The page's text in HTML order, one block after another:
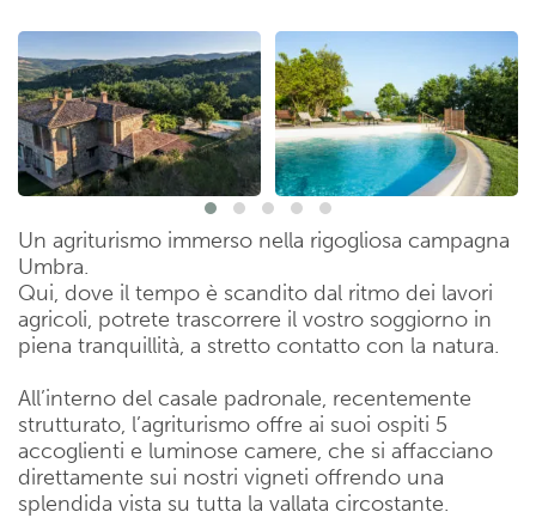
Un agriturismo immerso nella rigogliosa campagna
Umbra.
Qui, dove il tempo è scandito dal ritmo dei lavori
agricoli, potrete trascorrere il vostro soggiorno in
piena tranquillità, a stretto contatto con la natura.
All’interno del casale padronale, recentemente
strutturato, l’agriturismo offre ai suoi ospiti 5
accoglienti e luminose camere, che si affacciano
direttamente sui nostri vigneti offrendo una
splendida vista su tutta la vallata circostante.